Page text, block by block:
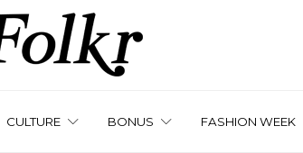
CULTURE BONUS FASHION WEEK